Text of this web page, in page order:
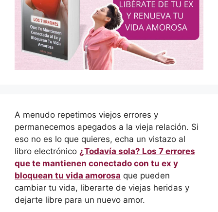
A menudo repetimos viejos errores y
permanecemos apegados a la vieja relación. Si
eso no es lo que quieres, echa un vistazo al
libro electrónico ¿Todavía sola? Los 7 errores
que te mantienen conectado con tu ex y
bloquean tu vida amorosa que pueden
cambiar tu vida, liberarte de viejas heridas y
dejarte libre para un nuevo amor.